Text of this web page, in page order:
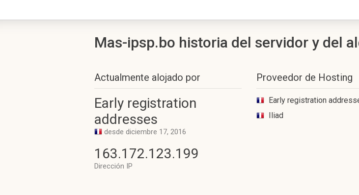
Mas-ipsp.bo historia del servidor y del
Actualmente alojado por
Early registration
addresses
desde diciembre 17, 2016
163.172.123.199
Dirección IP
Proveedor de Hosting
Early registration
Iliad